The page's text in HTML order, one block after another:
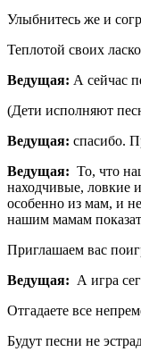
Улыбнитесь же и
Теплотой своих
Ведущая: А
(Дети исполняют
Ведущая: спасибо.
Ведущая: То, что
находчивые, ловкие
особенно из мам, и
нашим мамам
Приглашаем вас
Ведущая: А игра
Отгадаете все
Будут песни не